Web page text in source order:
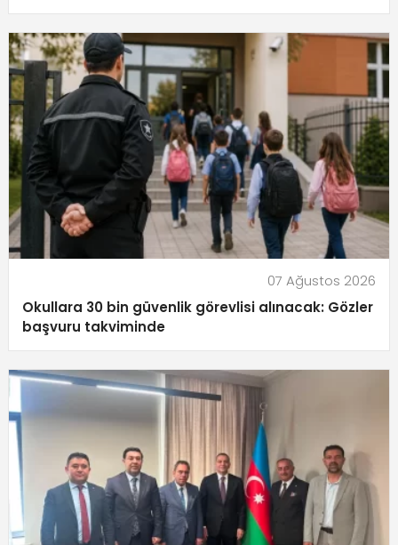
07 Ağustos 2026
Okullara 30 bin güvenlik görevlisi alınacak: Gözler
başvuru takviminde